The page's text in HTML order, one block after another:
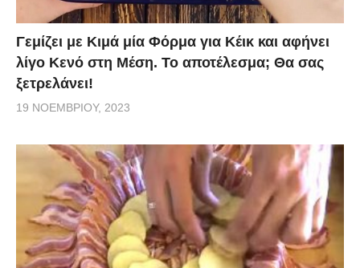
Γεμίζει με Κιμά μία Φόρμα για Κέικ και αφήνει
λίγο Κενό στη Μέση. Το αποτέλεσμα; Θα σας
ξετρελάνει!
19 ΝΟΕΜΒΡΊΟΥ, 2023